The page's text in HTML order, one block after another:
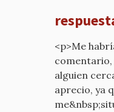
<p>Me
alguien
aprecio, ya